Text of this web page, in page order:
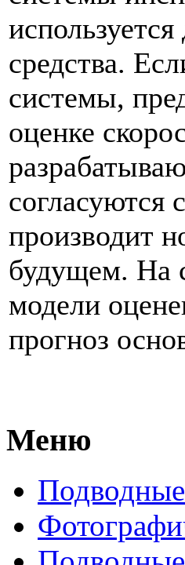
средства.
системы,
оценке
согласуются
производит
будущем. На
модели
прогноз
Меню